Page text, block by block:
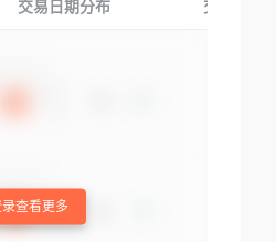
交易日期分布 交易产品
查看更多